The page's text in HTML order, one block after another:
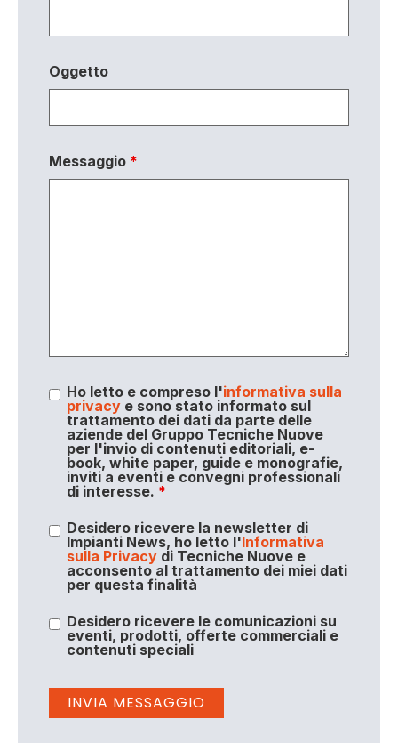
Oggetto
Messaggio *
Ho letto e compreso l'informativa sulla
privacye sono stato informato sul
trattamento dei dati da parte delle
aziende del Gruppo Tecniche Nuove
per l'invio di contenuti editoriali, e-
book, white paper, guide e monografie,
inviti a eventi e convegni professionali
di interesse. *
Desidero ricevere la newsletter di
Impianti News, ho letto l'Informativa
sulla Privacydi Tecniche Nuove e
acconsento al trattamento dei miei dati
per questa finalità
Desidero ricevere le comunicazioni su
eventi, prodotti, offerte commerciali e
contenuti speciali